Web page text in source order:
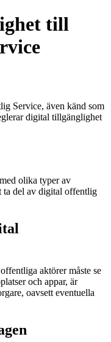
till
Service, även känd som
digital tillgänglighet
olika typer av
ta del av digital offentlig
aktörer måste se
och appar, är
oavsett eventuella